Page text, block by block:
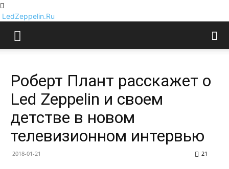
LedZeppelin.Ru
Роберт Плант расскажет о
Led Zeppelin и своем
детстве в новом
телевизионном интервью
2018-01-21 21